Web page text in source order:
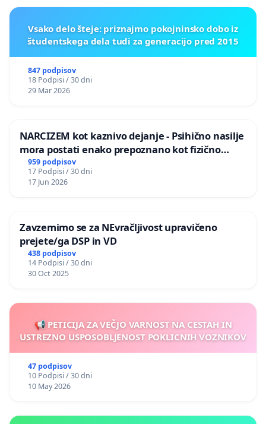
Vsako delo šteje: priznajmo pokojninsko dobo iz
študentskega dela tudi za generacijo pred 2015
847 podpisov
18 Podpisi / 30 dni
29 Mar 2026
NARCIZEM kot kaznivo dejanje - Psihično nasilje
mora postati enako prepoznano kot fizično
nasilje
959 podpisov
17 Podpisi / 30 dni
17 Jun 2026
Zavzemimo se za NEvračljivost upravičeno
prejete/ga DSP in VD
438 podpisov
14 Podpisi / 30 dni
30 Oct 2025
📢 PETICIJA ZA VEČJO VARNOST NA CESTAH IN
USTREZNO USPOSOBLJENOST POKLICNIH VOZNIKOV
47 podpisov
10 Podpisi / 30 dni
10 May 2026